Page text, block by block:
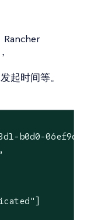
Rancher
起时间等。
b0d0-
,
]